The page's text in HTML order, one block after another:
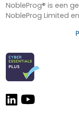
NobleProg® is een
NobleProg Limited